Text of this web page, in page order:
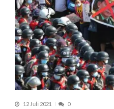
12 Juli 2021 0